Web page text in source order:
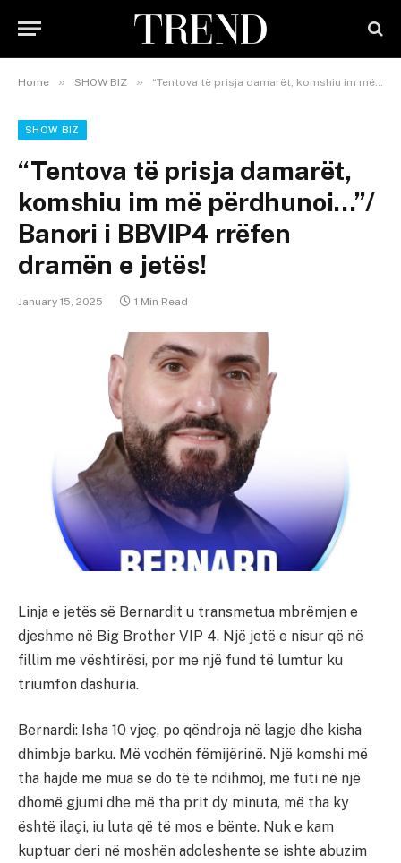
Home » SHOW BIZ » “Tentova të prisja damarët, komshiu im më përdhunoi…”/ Banori i BBVIP4 rrëfen dramën e jetës!
SHOW BIZ
“Tentova të prisja damarët,
komshiu im më përdhunoi…”/
Banori i BBVIP4 rrëfen
dramën e jetës!
January 15, 2025 1 Min Read
Linja e jetës së Bernardit u transmetua mbrëmjen e
djeshme në Big Brother VIP 4. Një jetë e nisur që në
fillim me vështirësi, por me një fund të lumtur ku
triumfon dashuria.
Bernardi: Isha 10 vjeç, po qëndroja në lagje dhe kisha
dhimbje barku. Më vodhën fëmijërinë. Një komshi më
tha hajde me mua se do të të ndihmoj, me futi në një
dhomë gjumi dhe më tha prit dy minuta, më tha ky
është ilaçi, iu luta që të mos e bënte. Nuk e kam
kuptuar deri në moshën adoleshente se ishte abuzim